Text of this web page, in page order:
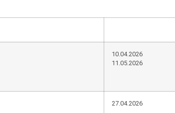
10.04.2026
11.05.2026
27.04.2026